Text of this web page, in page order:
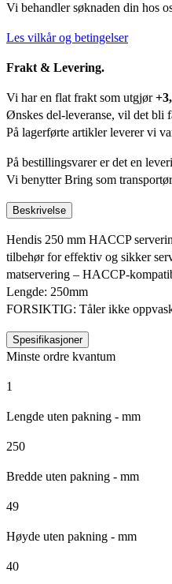
Vi behandler søknaden din hos
Les vilkår og betingelser
Frakt & Levering.
Vi har en flat frakt som utgjør
Ønskes del-leveranse, vil det bli
På lagerførte artikler leverer vi
På bestillingsvarer er det en
Vi benytter Bring som
Beskrivelse
Hendis 250 mm HACCP
tilbehør for effektiv og sikker
matservering – HACCP-
Lengde: 250mm
FORSIKTIG: Tåler ikke
Spesifikasjoner
Minste ordre kvantum
1
Lengde uten pakning - mm
250
Bredde uten pakning - mm
49
Høyde uten pakning - mm
40